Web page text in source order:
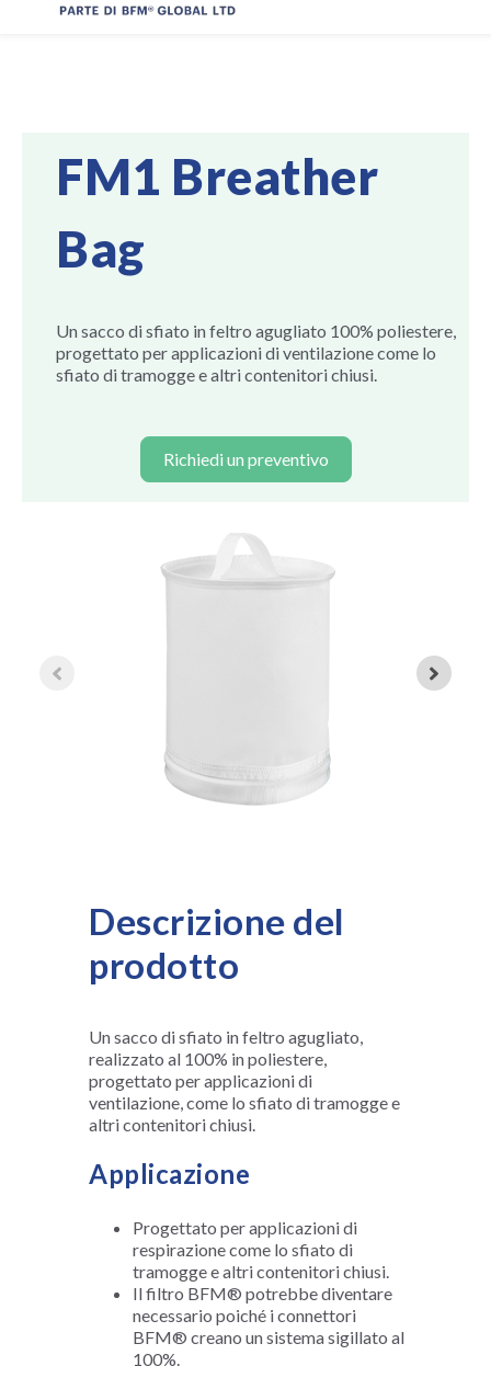
FM1 Breather
Bag
Un sacco di sfiato in feltro agugliato 100% poliestere,
progettato per applicazioni di ventilazione come lo
sfiato di tramogge e altri contenitori chiusi.
Richiedi un preventivo
Descrizione del
prodotto
Un sacco di sfiato in feltro agugliato,
realizzato al 100% in poliestere,
progettato per applicazioni di
ventilazione, come lo sfiato di tramogge e
altri contenitori chiusi.
Applicazione
Progettato per applicazioni di
respirazione come lo sfiato di
tramogge e altri contenitori chiusi.
Il filtro BFM® potrebbe diventare
necessario poiché i connettori
BFM® creano un sistema sigillato al
100%.